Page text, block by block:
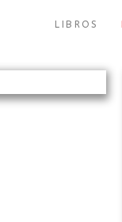
LIBROS